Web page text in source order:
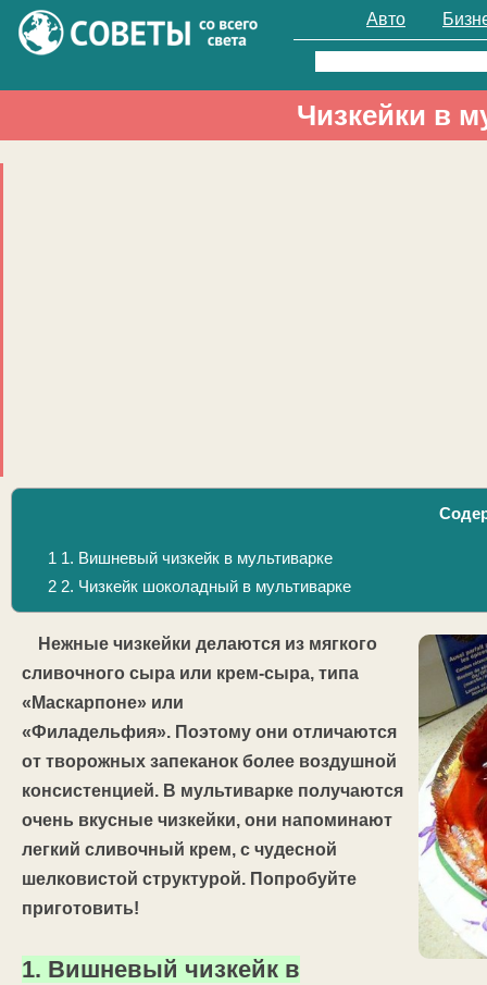
Авто
Найти:
Чизкейки в
1 1. Вишневый чизкейк в мультиварке
22. Чизкейк шоколадный в мультиварке
Нежные чизкейки делаются из мягкого
сливочного сыра или крем-сыра, типа
«Маскарпоне» или
«Филадельфия». Поэтому они отличаются
от творожных запеканок более воздушной
консистенцией. В мультиварке получаются
очень вкусные чизкейки, они напоминают
легкий сливочный крем, с чудесной
шелковистой структурой. Попробуйте
приготовить!
1. Вишневый чизкейк в